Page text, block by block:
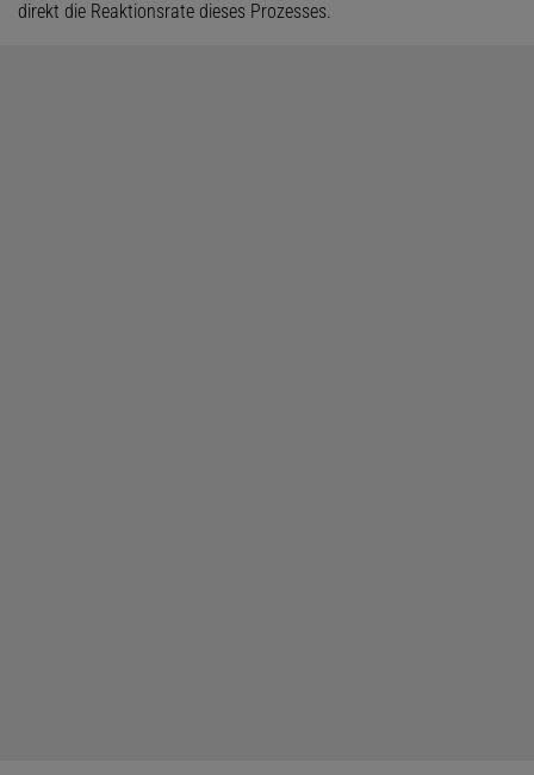
direkt die Reaktionsrate dieses Prozesses.